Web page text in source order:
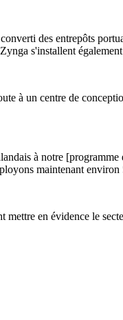
des entrepôts
s'installent
à un centre de
à notre
maintenant
en évidence le